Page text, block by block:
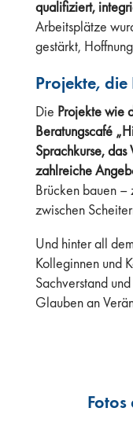
qualifiziert,
Arbeitsplätze
gestärkt,
Projekte,
Die Projekte wie
Beratungscafé
Sprachkurse,
zahlreiche
Brücken bauen –
zwischen
Und hinter all
Kolleginnen und
Sachverstand
Glauben an